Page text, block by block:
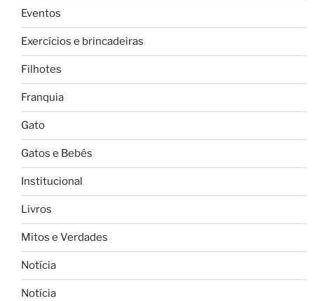
Eventos
Exercícios e brincadeiras
Filhotes
Franquia
Gato
Gatos e Bebês
Institucional
Livros
Mitos e Verdades
Notícia
Notícia